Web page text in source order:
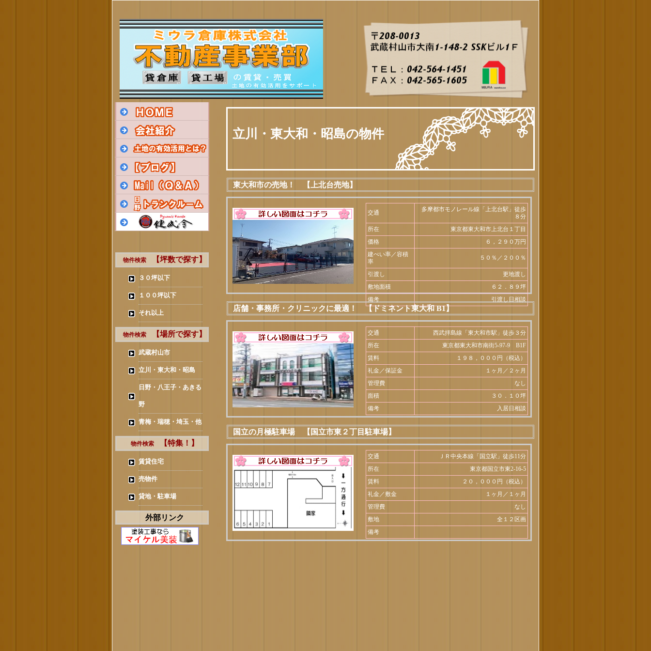
立川・東大和・昭島の物件
東大和市の売地！ 【上北台売地】
交通
多摩都市モノレール線「上北台駅」徒歩
８分
所在 東京都東大和市上北台１丁目
価格 ６，２９０万円
建ぺい率／容積
率
５０％／２００％
引渡し 更地渡し
敷地面積 ６２．８９坪
備考 引渡し日相談
店舗・事務所・クリニックに最適！ 【ドミネント東大和 B1】
交通 西武拝島線「東大和市駅」徒歩３分
所在 東京都東大和市南街5-97-9 B1F
賃料 １９８，０００円（税込）
礼金／保証金 １ヶ月／２ヶ月
管理費 なし
面積 ３０．１０坪
備考 入居日相談
国立の月極駐車場 【国立市東２丁目駐車場】
交通 ＪＲ中央本線「国立駅」徒歩11分
所在 東京都国立市東2-16-5
賃料 ２０，０００円（税込）
礼金／敷金 １ヶ月／１ヶ月
管理費 なし
敷地 全１２区画
備考
物件検索 【坪数で探す】
３０坪以下
１００坪以下
それ以上
物件検索 【場所で探す】
武蔵村山市
立川・東大和・昭島
日野・八王子・あきる
野
青梅・瑞穂・埼玉・他
物件検索 【特集！】
賃貸住宅
売物件
貸地・駐車場
外部リンク